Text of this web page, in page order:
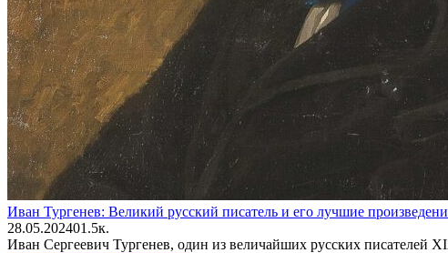
Иван Тургенев: Великий русский писатель и его лучшие
28.05.202401.5к.
Иван Сергеевич Тургенев, один из величайших русских писателей